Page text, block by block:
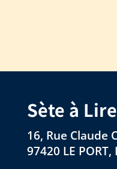
Sète à Lire
16, Rue Claude
97420 LE PORT,